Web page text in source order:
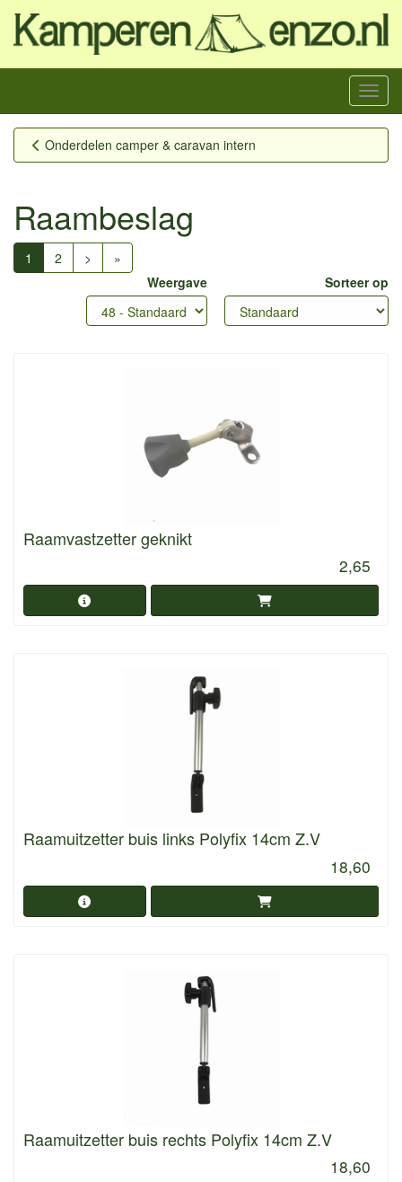
Menu
Onderdelen camper & caravan intern
Raambeslag
1 2 >
»
Weergave
Sorteer op
Raamvastzetter geknikt
2,65
Raamuitzetter buis links Polyfix 14cm Z.V
18,60
Raamuitzetter buis rechts Polyfix 14cm Z.V
18,60